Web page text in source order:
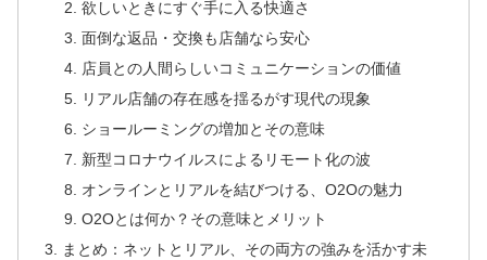
欲しいときにすぐ手に入る快適さ
面倒な返品・交換も店舗なら安心
店員との人間らしいコミュニケーションの価値
リアル店舗の存在感を揺るがす現代の現象
ショールーミングの増加とその意味
新型コロナウイルスによるリモート化の波
オンラインとリアルを結びつける、O2Oの魅力
O2Oとは何か？その意味とメリット
まとめ：ネットとリアル、その両方の強みを活かす未